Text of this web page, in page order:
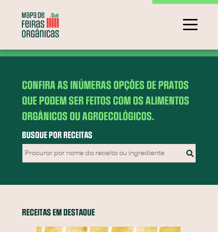
CONFIRA AS INÚMERAS OPÇÕES DE PRATOS
QUE PODEM SER FEITOS COM OS ALIMENTOS
ORGÂNICOS OU AGROECOLÓGICOS.
BUSQUE POR RECEITAS
RECEITAS EM DESTAQUE